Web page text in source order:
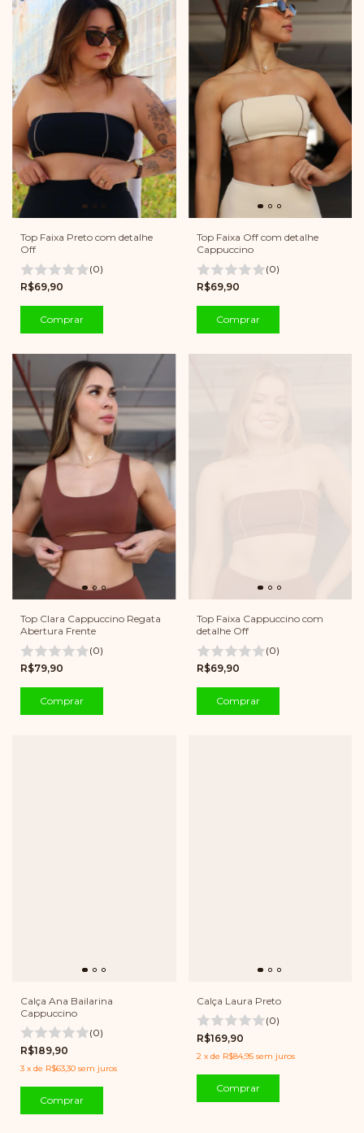
Top Faixa Preto com detalhe
Off
(0)
R$69,90
Comprar
Top Faixa Off com detalhe
Cappuccino
(0)
R$69,90
Comprar
Top Clara Cappuccino Regata
Abertura Frente
(0)
R$79,90
Comprar
Top Faixa Cappuccino com
detalhe Off
(0)
R$69,90
Comprar
Calça Ana Bailarina
Cappuccino
(0)
R$189,90
3 x de R$63,30 sem juros
Comprar
Calça Laura Preto
(0)
R$169,90
2 x de R$84,95 sem juros
Comprar